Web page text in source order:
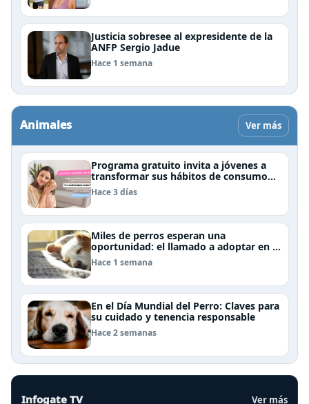
Justicia sobresee al expresidente de la
ANFP Sergio Jadue
Hace 1 semana
Animales Ver más
Programa gratuito invita a jóvenes a
transformar sus hábitos de consumo
cosmético, alimenticio y de moda
Hace 3 días
Miles de perros esperan una
oportunidad: el llamado a adoptar en el
Día Internacional del Perro Callejero
Hace 1 semana
En el Día Mundial del Perro: Claves para
su cuidado y tenencia responsable
Hace 2 semanas
Infogate TV Ver más